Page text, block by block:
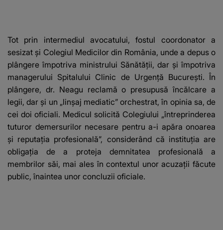
Tot prin intermediul avocatului, fostul coordonator a
sesizat și Colegiul Medicilor din România, unde a depus o
plângere împotriva ministrului Sănătății, dar și împotriva
managerului Spitalului Clinic de Urgență București. În
plângere, dr. Neagu reclamă o presupusă încălcare a
legii, dar și un „linșaj mediatic” orchestrat, în opinia sa, de
cei doi oficiali. Medicul solicită Colegiului „întreprinderea
tuturor demersurilor necesare pentru a-i apăra onoarea
și reputația profesională”, considerând că instituția are
obligația de a proteja demnitatea profesională a
membrilor săi, mai ales în contextul unor acuzații făcute
public, înaintea unor concluzii oficiale.